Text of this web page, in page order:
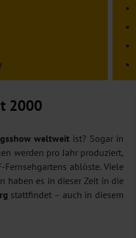
2000
weltweit ist? Sogar in
werden pro Jahr produziert,
ablöste. Viele
haben es in dieser Zeit in die
stattfindet – auch in diesem